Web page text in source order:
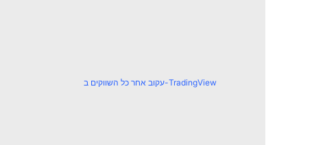
עקוב אחר כל השווקים ב-TradingView